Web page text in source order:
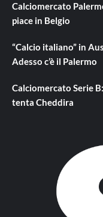
Calciomercato
piace in Belgio
“Calcio italiano” in
Adesso c’è il Palermo
Calciomercato Serie
tenta Cheddira